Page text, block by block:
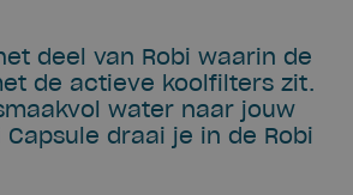
deel van Robi waarin de
de actieve koolfilters zit.
water naar jouw
Capsule draai je in de Robi